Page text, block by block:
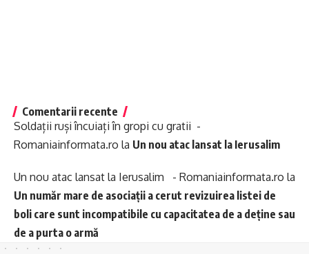
Comentarii recente
Soldații ruși încuiați în gropi cu gratii -
Romaniainformata.ro la Un nou atac lansat la Ierusalim
Un nou atac lansat la Ierusalim - Romaniainformata.ro la
Un număr mare de asociații a cerut revizuirea listei de
boli care sunt incompatibile cu capacitatea de a deține sau
de a purta o armă